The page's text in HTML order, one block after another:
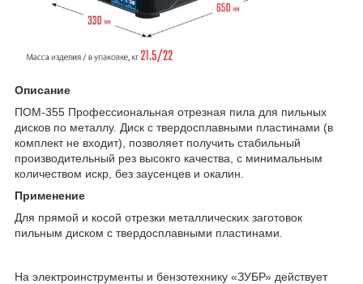
Описание
ПОМ-355 Профессиональная отрезная пила для пильных
дисков по металлу. Диск с твердосплавными пластинами (в
комплект не входит), позволяет получить стабильный
производительный рез высокго качества, с минимальным
количеством искр, без заусенцев и окалин.
Применение
Для прямой и косой отрезки металлических заготовок
пильным диском с твердосплавными пластинами.
На электроинструменты и бензотехнику «ЗУБР» действует